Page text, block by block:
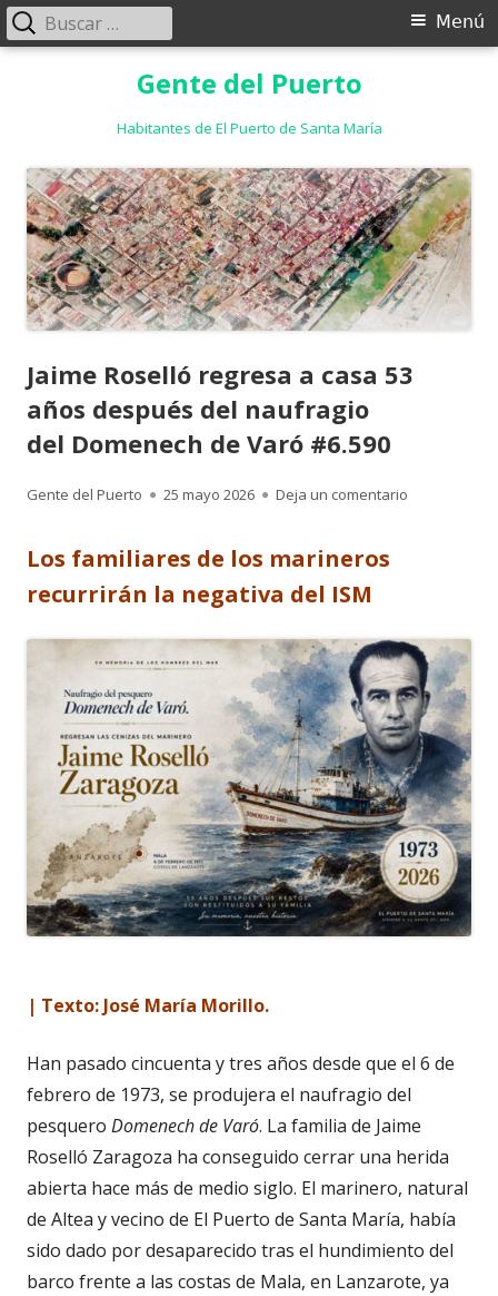
Gente del Puerto
Habitantes de El Puerto de Santa María
Menú
Menú
Buscar:
Jaime Roselló regresa a casa 53
años después del naufragio
del Domenech de Varó #6.590
Autor
Gente del Puerto
Publicado
25 mayo 2026 Deja un comentario
Los familiares de los marineros
recurrirán la negativa del ISM
| Texto: José María Morillo.
Han pasado cincuenta y tres años desde que el 6 de
febrero de 1973, se produjera el naufragio del
pesquero Domenech de Varó. La familia de Jaime
Roselló Zaragoza ha conseguido cerrar una herida
abierta hace más de medio siglo. El marinero, natural
de Altea y vecino de El Puerto de Santa María, había
sido dado por desaparecido tras el hundimiento del
barco frente a las costas de Mala, en Lanzarote, ya